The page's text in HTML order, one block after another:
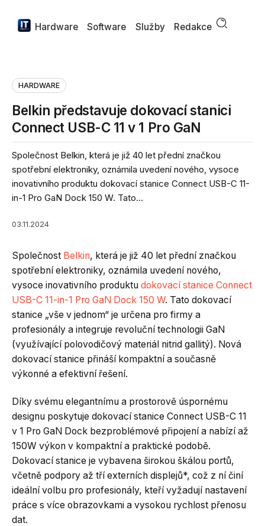
Hardware Software Služby Redakce
HARDWARE
Belkin představuje dokovací stanici
Connect USB-C 11 v 1 Pro GaN
Společnost Belkin, která je již 40 let přední značkou
spotřební elektroniky, oznámila uvedení nového, vysoce
inovativního produktu dokovací stanice Connect USB-C 11-
in-1 Pro GaN Dock 150 W. Tato...
03.11.2024
Společnost Belkin, která je již 40 let přední značkou
spotřební elektroniky, oznámila uvedení nového,
vysoce inovativního produktu dokovací stanice Connect
USB-C 11-in-1 Pro GaN Dock 150 W. Tato dokovací
stanice „vše v jednom“ je určena pro firmy a
profesionály a integruje revoluční technologii GaN
(využívající polovodičový materiál nitrid gallitý). Nová
dokovací stanice přináší kompaktní a současně
výkonné a efektivní řešení.
Díky svému elegantnímu a prostorově úspornému
designu poskytuje dokovací stanice Connect USB-C 11
v 1 Pro GaN Dock bezproblémové připojení a nabízí až
150W výkon v kompaktní a praktické podobě.
Dokovací stanice je vybavena širokou škálou portů,
včetně podpory až tří externích displejů*, což z ní činí
ideální volbu pro profesionály, kteří vyžadují nastavení
práce s více obrazovkami a vysokou rychlost přenosu
dat.